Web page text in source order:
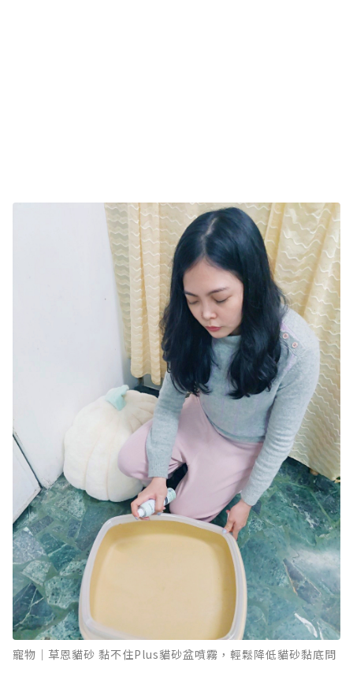
寵物｜草恩貓砂 黏不住Plus貓砂盆噴霧，輕鬆降低貓砂黏底問